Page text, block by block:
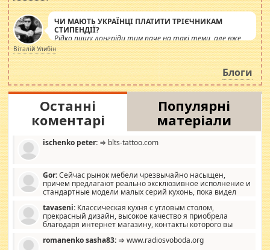
ЧИ МАЮТЬ УКРАЇНЦІ ПЛАТИТИ ТРІЄЧНИКАМ
СТИПЕНДІЇ?
Рідко пишу лонгріди тим паче на такі теми, але вже
просто дістало! Обурюють сьогоднішні інсенуації
навколо стипендіального питання. Штучно
роздувається ще одна соціальна катастрофа.
Віталій Улибін
Блоги
Останні
коментарі
Популярні
матеріали
ischenko peter: ⇒ blts-tattoo.com
Gor:Сейчас рынок мебели чрезвычайно насыщен,
причем предлагают реально эксклюзивное исполнение и
стандартные модели малых серий кухонь, пока видел
стандартные формы, в MebelOk, креативненько и что главное -
со вкусом все в порядке, без ненужных наворотов удорожающих
мебель, а это не последний фактор.
tavaseni: Классическая кухня с угловым столом,
прекрасный дизайн, высокое качество я приобрела
благодаря интернет магазину, контакты которого вы
romanenko sasha83: ⇒ www.radiosvoboda.org